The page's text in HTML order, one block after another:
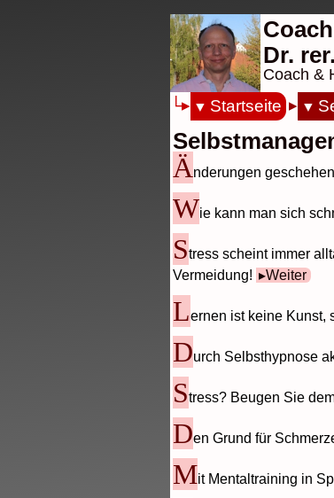
Dr.
Coach &
Startseite
Änderungen
Wie kann man sich
Stress scheint immer
Vermeidung!
Weiter
Lernen ist keine Kunst,
Durch Selbsthypnose
Stress? Beugen Sie
Den Grund für
Mit Mentaltraining in